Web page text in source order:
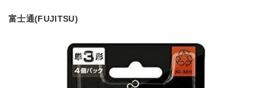
富士通(FUJITSU)